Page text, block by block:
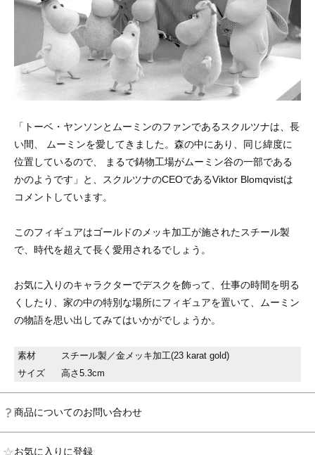
「トーベ・ヤンソンとムーミンのファンであるスクルツナは、長
い間、 ムーミンを愛してきました。森の中にあり、同じ緯度に
位置しているので、 まるで鋳物工場がムーミン谷の一部である
かのようです」と、スクルツナのCEOであるViktor Blomqvistは
コメントしています。
このフィギュアはゴールドのメッキ加工が施されたスチール製
で、時代を超えて長く愛用されるでしょう。
お気に入りのキャラクターでデスクを飾って、仕事の時間を明る
くしたり、家の中の特別な場所にフィギュアを置いて、ムーミン
の物語を思い出してみてはいかがでしょうか。
素材
スチール製／金メッキ加工(23 karat gold)
サイズ
高さ5.3cm
商品についてのお問い合わせ
お気に入りに登録